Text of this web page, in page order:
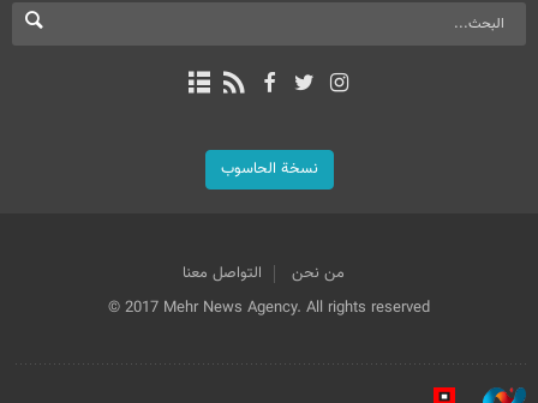
نسخة الحاسوب
من نحن
التواصل معنا
© 2017 Mehr News Agency. All rights reserved